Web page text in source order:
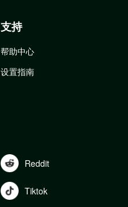
支持
帮助中心
设置指南
Reddit
Tiktok